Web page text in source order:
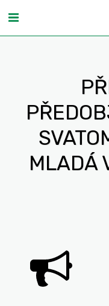
MLADÁ